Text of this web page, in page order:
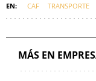
CAF TRANSPORTE
MÁS EN